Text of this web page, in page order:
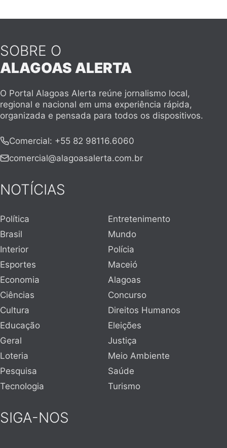
SOBRE O
ALAGOAS ALERTA
O Portal Alagoas Alerta reúne jornalismo local,
regional e nacional em uma experiência rápida,
organizada e pensada para todos os dispositivos.
Comercial: +55 82 98116.6060
comercial@alagoasalerta.com.br
NOTÍCIAS
Política
Entretenimento
Brasil
Mundo
Interior
Polícia
Esportes
Maceió
Economia
Alagoas
Ciências
Concurso
Cultura
Direitos Humanos
Educação
Eleições
Geral
Justiça
Loteria
Meio Ambiente
Pesquisa
Saúde
Tecnologia
Turismo
SIGA-NOS